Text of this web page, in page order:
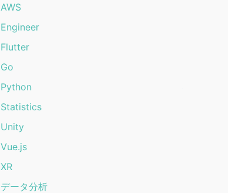
AWS
Engineer
Flutter
Go
Python
Statistics
Unity
Vue.js
XR
データ分析